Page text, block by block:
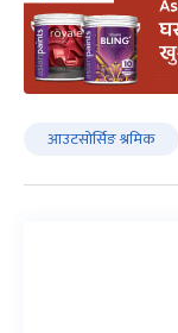
आउटसोर्सिङ श्रमिक